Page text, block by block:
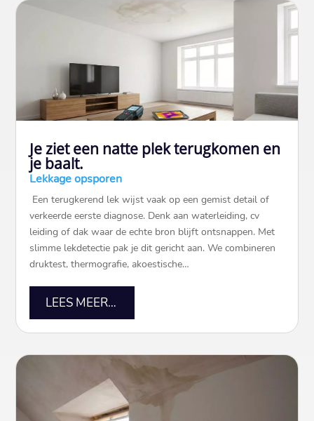
Je ziet een natte plek terugkomen en
je baalt.
Lekkage opsporen
​ Een terugkerend lek wijst vaak op een gemist detail of
verkeerde eerste diagnose.​ Denk aan waterleiding, cv
leiding of dak waar de echte bron blijft ontsnappen.​ Met
slimme lekdetectie pak je dit gericht aan.​ We combineren
druktest, thermografie, akoestische…
LEES MEER…